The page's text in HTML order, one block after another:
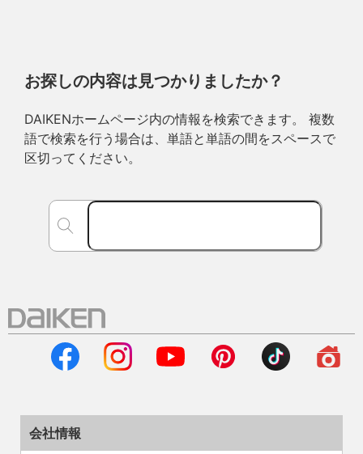
お探しの内容は見つかりましたか？
DAIKENホームページ内の情報を検索できます。 複数
語で検索を行う場合は、単語と単語の間をスペースで
区切ってください。
会社情報